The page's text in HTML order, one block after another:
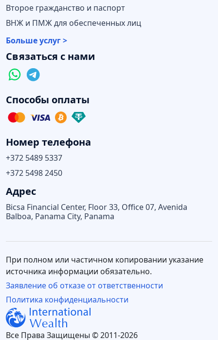
Второе гражданство и паспорт
ВНЖ и ПМЖ для обеспеченных лиц
Больше услуг >
Связаться с нами
Способы оплаты
Номер телефона
+372 5489 5337
+372 5498 2450
Адрес
Bicsa Financial Center, Floor 33, Office 07, Avenida
Balboa, Panama City, Panama
Все Права Защищены © 2011-2026
Политика конфиденциальности
При полном или частичном копировании указание
источника информации обязательно.
Заявление об отказе от ответственности